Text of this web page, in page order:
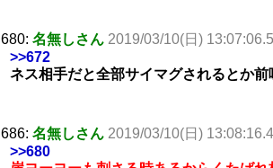
680: 名無しさん 2019/03/10(日)
>>672
ネス相手だと全部サイマグされるとか
686: 名無しさん 2019/03/10(日)
>>680